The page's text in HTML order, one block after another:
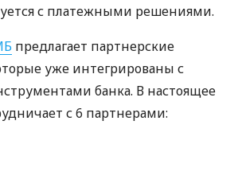
с платежными решениями.
предлагает партнерские
уже интегрированы с
банка. В настоящее
с 6 партнерами: